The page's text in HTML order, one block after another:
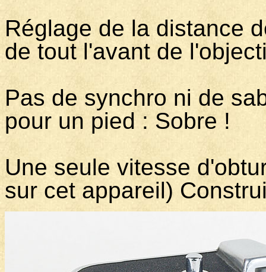
Réglage de la distance
de tout l'avant de
Pas de synchro ni de
pour un pied : Sobre !
Une seule vitesse
sur cet appareil)